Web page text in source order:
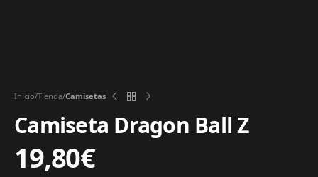
Inicio Tienda Camisetas
Camiseta Dragon Ball Z
19,80€